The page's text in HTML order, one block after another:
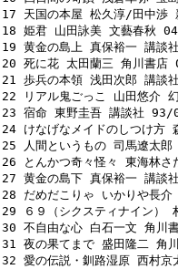
17 天国の本屋 松久淳/田中
18 姫君 山田詠美 文藝春秋
19 黄金の島上 真保裕一 講
20 死に花 太田蘭三 角川書
21 歩兵の本領 浅田次郎 講
22 リアル鬼ごっこ 山田悠介
23 宿命 東野圭吾 講談社
24 けなげなメイドのしつけ
25 人間というもの 司馬遼太
26 とんかつ奇々怪々 東海林
27 黄金の島下 真保裕一 講
28 だめだこりゃ いかりや長
29 ６９（シクスティナイン
30 不自由な心 白石一文 角
31 夜の果てまで 盛田隆二
32 愛の伝説・釧路湿原 西村